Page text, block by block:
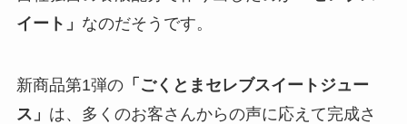
イート」 なのだそうです。
新商品第1弾の「ごくとまセレブスイートジュー
ス」 は、多くのお客さんからの声に応えて完成さ